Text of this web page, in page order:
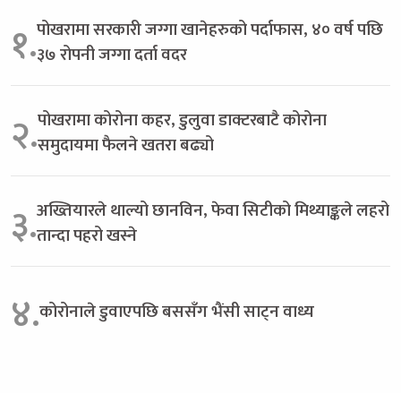
१.पोखरामा सरकारी जग्गा खानेहरुको पर्दाफास, ४० वर्ष पछि
३७ रोपनी जग्गा दर्ता वदर
२.पोखरामा कोरोना कहर, डुलुवा डाक्टरबाटै कोरोना
समुदायमा फैलने खतरा बढ्यो
३.अख्तियारले थाल्यो छानविन, फेवा सिटीको मिथ्याङ्कले लहरो
तान्दा पहरो खस्ने
४.कोरोनाले डुवाएपछि बससँग भैंसी साट्न वाध्य